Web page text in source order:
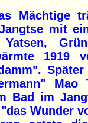
Mächtige
mit
1919
Bad im
Wunder